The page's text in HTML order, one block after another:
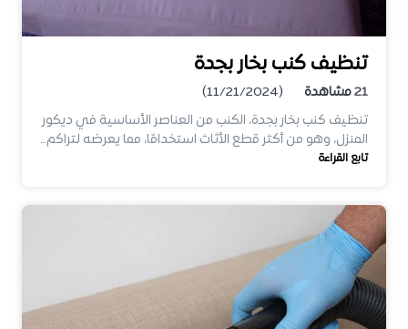
تنظيف كنب بخار بجدة
21مشاهدة
(11/21/2024)
تنظيف كنب بخار بجدة، الكنب من العناصر الأساسية في ديكور
المنزل، وهو من أكثر قطع الأثاث استخدامًا، مما يعرضه لتراكم…
تابع القراءة